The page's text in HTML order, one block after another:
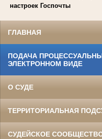
настроек Госпочты
ГЛАВНАЯ
ПОДАЧА
ЭЛЕКТРОННОМ ВИДЕ
О СУДЕ
ТЕРРИТОРИАЛЬНАЯ
СУДЕЙСКОЕ